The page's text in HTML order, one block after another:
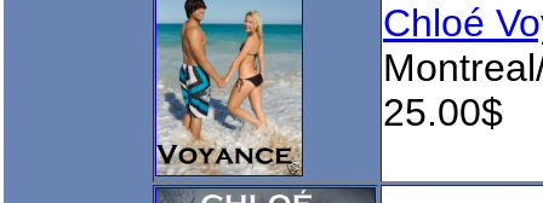
Chloé
25.00$